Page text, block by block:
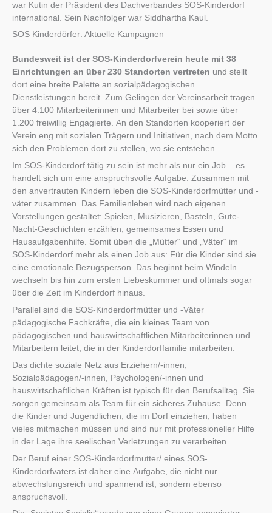
war Kutin der Präsident des Dachverbandes SOS-Kinderdorf
international. Sein Nachfolger war Siddhartha Kaul.
SOS Kinderdörfer: Aktuelle Kampagnen
Bundesweit ist der SOS-Kinderdorfverein heute mit 38
Einrichtungen an über 230 Standorten vertreten und stellt
dort eine breite Palette an sozialpädagogischen
Dienstleistungen bereit. Zum Gelingen der Vereinsarbeit tragen
über 4.100 Mitarbeiterinnen und Mitarbeiter bei sowie über
1.200 freiwillig Engagierte. An den Standorten kooperiert der
Verein eng mit sozialen Trägern und Initiativen, nach dem Motto
sich den Problemen dort zu stellen, wo sie entstehen.
Im SOS-Kinderdorf tätig zu sein ist mehr als nur ein Job – es
handelt sich um eine anspruchsvolle Aufgabe. Zusammen mit
den anvertrauten Kindern leben die SOS-Kinderdorfmütter und -
väter zusammen. Das Familienleben wird nach eigenen
Vorstellungen gestaltet: Spielen, Musizieren, Basteln, Gute-
Nacht-Geschichten erzählen, gemeinsames Essen und
Hausaufgabenhilfe. Somit üben die „Mütter“ und „Väter“ im
SOS-Kinderdorf mehr als einen Job aus: Für die Kinder sind sie
eine emotionale Bezugsperson. Das beginnt beim Windeln
wechseln bis hin zum ersten Liebeskummer und oftmals sogar
über die Zeit im Kinderdorf hinaus.
Parallel sind die SOS-Kinderdorfmütter und -Väter
pädagogische Fachkräfte, die ein kleines Team von
pädagogischen und hauswirtschaftlichen Mitarbeiterinnen und
Mitarbeitern leitet, die in der Kinderdorffamilie mitarbeiten.
Das dichte soziale Netz aus Erziehern/-innen,
Sozialpädagogen/-innen, Psychologen/-innen und
hauswirtschaftlichen Kräften ist typisch für den Berufsalltag. Sie
sorgen gemeinsam als Team für ein sicheres Zuhause. Denn
die Kinder und Jugendlichen, die im Dorf einziehen, haben
vieles mitmachen müssen und sind nur mit professioneller Hilfe
in der Lage ihre seelischen Verletzungen zu verarbeiten.
Der Beruf einer SOS-Kinderdorfmutter/ eines SOS-
Kinderdorfvaters ist daher eine Aufgabe, die nicht nur
abwechslungsreich und spannend ist, sondern ebenso
anspruchsvoll.